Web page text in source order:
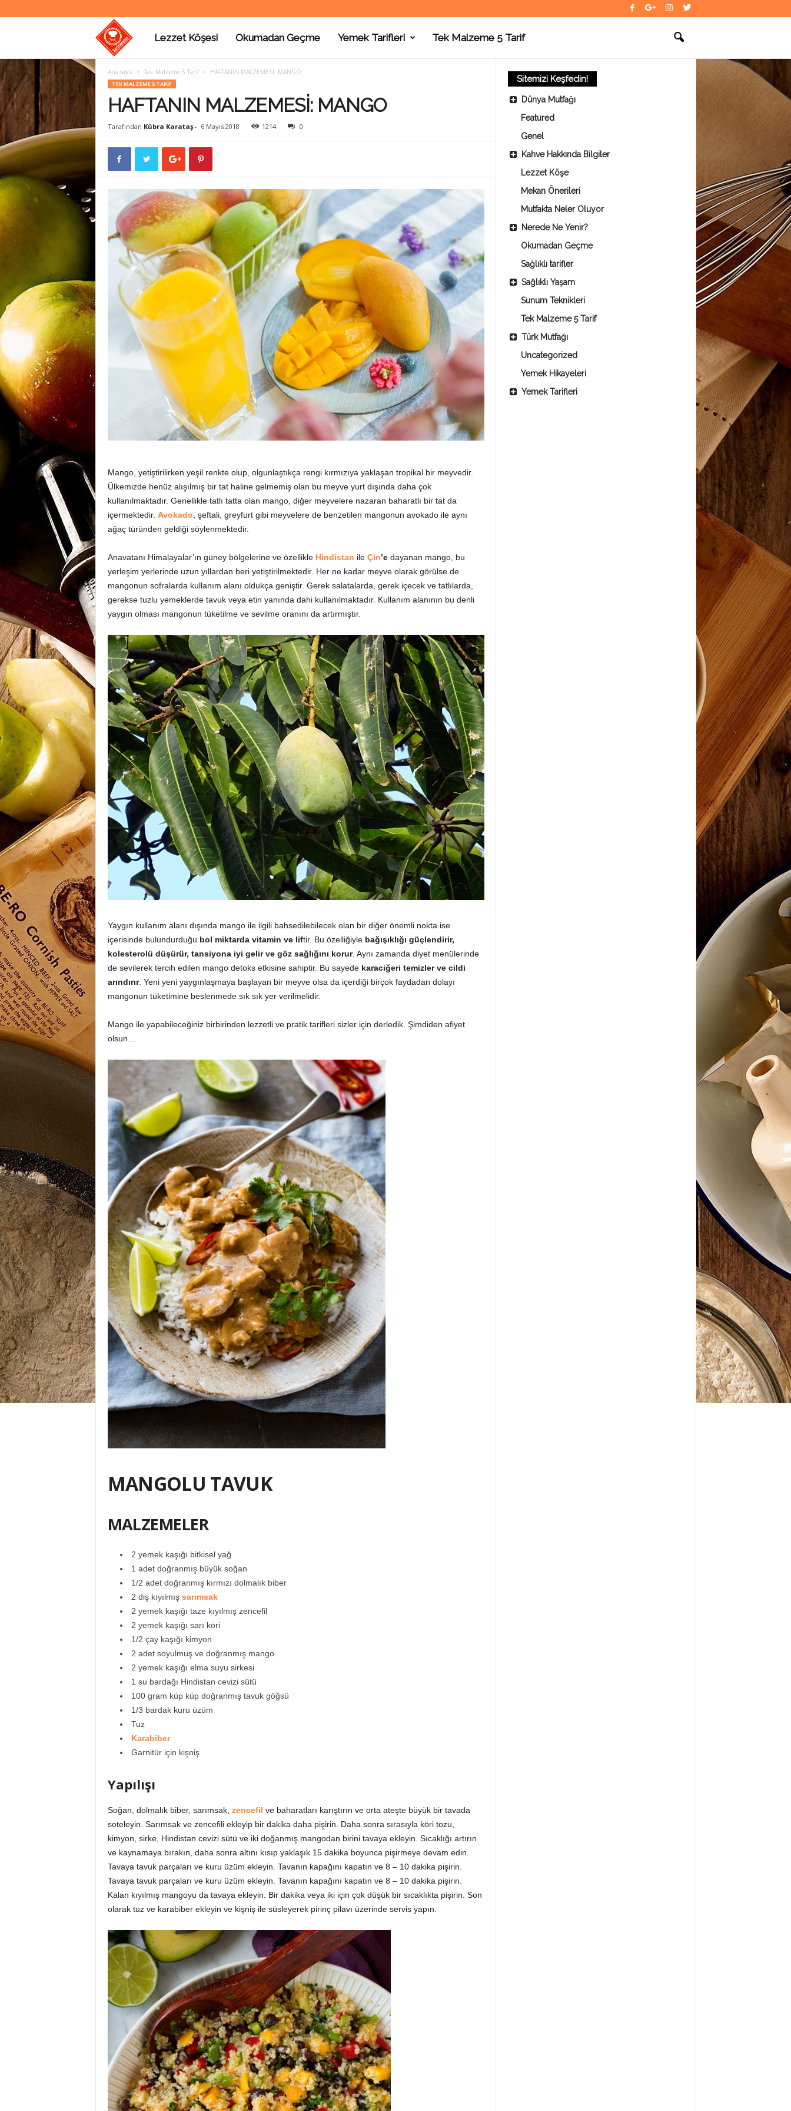
a
t
r
m
Lezzet Köşesi Okumadan Geçme Yemek Tarifleri Tek Malzeme 5 Tarif
Ana sayfa Tek Malzeme 5 Tarif HAFTANIN MALZEMESİ: MANGO
TEK MALZEME 5 TARIF
HAFTANIN MALZEMESİ: MANGO
Tarafından Kübra Karataş- 6 Mayıs 2018 1214 0
Mango, yetiştirilirken yeşil renkte olup, olgunlaştıkça rengi kırmızıya yaklaşan tropikal bir meyvedir.
Ülkemizde henüz alışılmış bir tat haline gelmemiş olan bu meyve yurt dışında daha çok
kullanılmaktadır. Genellikle tatlı tatta olan mango, diğer meyvelere nazaran baharatlı bir tat da
içermektedir. Avokado , şeftali, greyfurt gibi meyvelere de benzetilen mangonun avokado ile aynı
ağaç türünden geldiği söylenmektedir.
Anavatanı Himalayalar’ın güney bölgelerine ve özellikle Hindistan ile Çin’edayanan mango, bu
yerleşim yerlerinde uzun yıllardan beri yetiştirilmektedir. Her ne kadar meyve olarak görülse de
mangonun sofralarda kullanım alanı oldukça geniştir. Gerek salatalarda, gerek içecek ve tatlılarda,
gerekse tuzlu yemeklerde tavuk veya etin yanında dahi kullanılmaktadır. Kullanım alanının bu denli
yaygın olması mangonun tüketilme ve sevilme oranını da artırmıştır.
Yaygın kullanım alanı dışında mango ile ilgili bahsedilebilecek olan bir diğer önemli nokta ise
içerisinde bulundurduğu bol miktarda vitamin ve liftir. Bu özelliğiyle bağışıklığı güçlendirir,
kolesterolü düşürür, tansiyona iyi gelir ve göz sağlığını korur. Aynı zamanda diyet menülerinde
de sevilerek tercih edilen mango detoks etkisine sahiptir. Bu sayede karaciğeri temizler ve cildi
arındırır. Yeni yeni yaygınlaşmaya başlayan bir meyve olsa da içerdiği birçok faydadan dolayı
mangonun tüketimine beslenmede sık sık yer verilmelidir.
Mango ile yapabileceğiniz birbirinden lezzetli ve pratik tarifleri sizler için derledik. Şimdiden afiyet
olsun…
MANGOLU TAVUK
MALZEMELER
2 yemek kaşığı bitkisel yağ
1 adet doğranmış büyük soğan
1/2 adet doğranmış kırmızı dolmalık biber
2 diş kıyılmış sarımsak
2 yemek kaşığı taze kıyılmış zencefil
2 yemek kaşığı sarı köri
1/2 çay kaşığı kimyon
2 adet soyulmuş ve doğranmış mango
2 yemek kaşığı elma suyu sirkesi
1 su bardağı Hindistan cevizi sütü
100 gram küp küp doğranmış tavuk göğsü
1/3 bardak kuru üzüm
Tuz
Karabiber
Garnitür için kişniş
Yapılışı
Soğan, dolmalık biber, sarımsak, zencefil ve baharatları karıştırın ve orta ateşte büyük bir tavada
soteleyin. Sarımsak ve zencefili ekleyip bir dakika daha pişirin. Daha sonra sırasıyla köri tozu,
kimyon, sirke, Hindistan cevizi sütü ve iki doğanmış mangodan birini tavaya ekleyin. Sıcaklığı artırın
ve kaynamaya bırakın, daha sonra altını kısıp yaklaşık 15 dakika boyunca pişirmeye devam edin.
Tavaya tavuk parçaları ve kuru üzüm ekleyin. Tavanın kapağını kapatın ve 8 – 10 dakika pişirin.
Tavaya tavuk parçaları ve kuru üzüm ekleyin. Tavanın kapağını kapatın ve 8 – 10 dakika pişirin.
Kalan kıyılmış mangoyu da tavaya ekleyin. Bir dakika veya iki için çok düşük bir sıcaklıkta pişirin. Son
olarak tuz ve karabiber ekleyin ve kişniş ile süsleyerek pirinç pilavı üzerinde servis yapın.
Sitemizi Keşfedin!
Dünya Mutfağı
Featured
Genel
Kahve Hakkında Bilgiler
Lezzet Köşe
Mekan Önerileri
Mutfakta Neler Oluyor
Nerede Ne Yenir?
Okumadan Geçme
Sağlıklı tarifler
Sağlıklı Yaşam
Sunum Teknikleri
Tek Malzeme 5 Tarif
Türk Mutfağı
Uncategorized
Yemek Hikayeleri
Yemek Tarifleri